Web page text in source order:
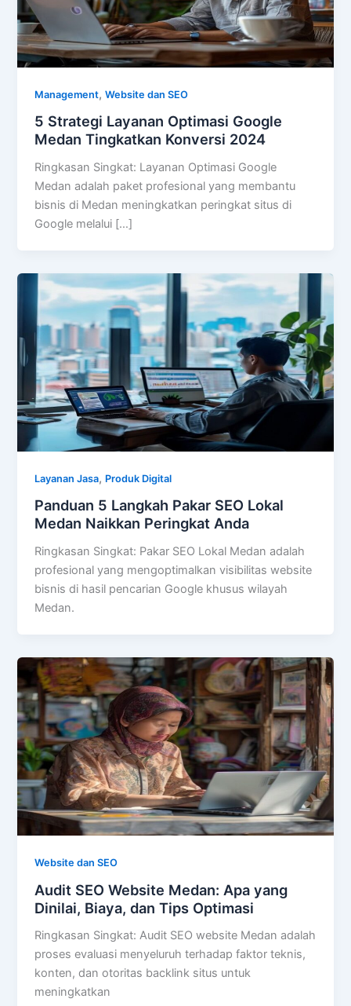
Management,Website dan SEO
5 Strategi Layanan Optimasi Google
Medan Tingkatkan Konversi 2024
Ringkasan Singkat: Layanan Optimasi Google
Medan adalah paket profesional yang membantu
bisnis di Medan meningkatkan peringkat situs di
Google melalui […]
Layanan Jasa, Produk Digital
Panduan 5 Langkah Pakar SEO Lokal
Medan Naikkan Peringkat Anda
Ringkasan Singkat: Pakar SEO Lokal Medan adalah
profesional yang mengoptimalkan visibilitas website
bisnis di hasil pencarian Google khusus wilayah
Medan.
Website dan SEO
Audit SEO Website Medan: Apa yang
Dinilai, Biaya, dan Tips Optimasi
Ringkasan Singkat: Audit SEO website Medan adalah
proses evaluasi menyeluruh terhadap faktor teknis,
konten, dan otoritas backlink situs untuk
meningkatkan